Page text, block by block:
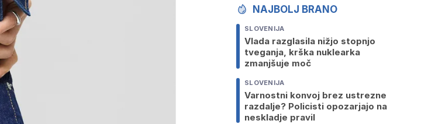
NAJBOLJ BRANO
SLOVENIJA
Vlada razglasila nižjo stopnjo
tveganja, krška nuklearka
zmanjšuje moč
SLOVENIJA
Varnostni konvoj brez ustrezne
razdalje? Policisti opozarjajo na
neskladje pravil